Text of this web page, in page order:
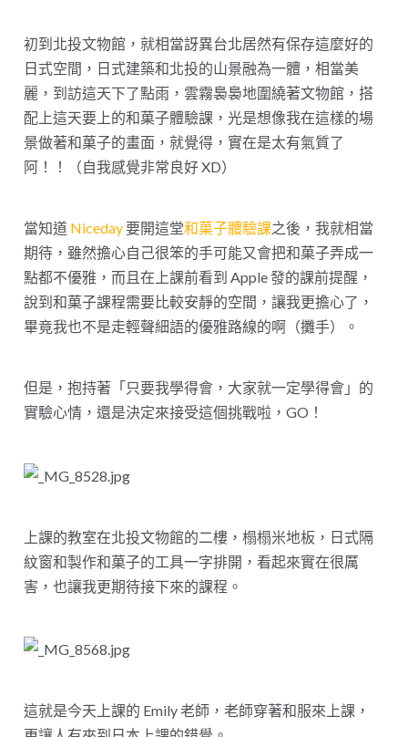
初到北投文物館，就相當訝異台北居然有保存這麼好的
日式空間，日式建築和北投的山景融為一體，相當美
麗，到訪這天下了點雨，雲霧裊裊地圍繞著文物館，搭
配上這天要上的和菓子體驗課，光是想像我在這樣的場
景做著和菓子的畫面，就覺得，實在是太有氣質了
阿！！（自我感覺非常良好 XD）
當知道 Niceday要開這堂和菓子體驗課之後，我就相當
期待，雖然擔心自己很笨的手可能又會把和菓子弄成一
點都不優雅，而且在上課前看到 Apple 發的課前提醒，
說到和菓子課程需要比較安靜的空間，讓我更擔心了，
畢竟我也不是走輕聲細語的優雅路線的啊（攤手）。
但是，抱持著「只要我學得會，大家就一定學得會」的
實驗心情，還是決定來接受這個挑戰啦，GO！
上課的教室在北投文物館的二樓，榻榻米地板，日式隔
紋窗和製作和菓子的工具一字排開，看起來實在很厲
害，也讓我更期待接下來的課程。
這就是今天上課的 Emily 老師，老師穿著和服來上課，